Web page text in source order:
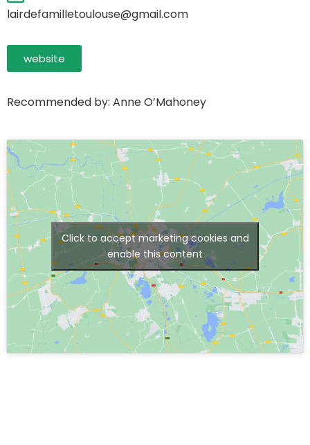
lairdefamilletoulouse@gmail.com
website
Recommended by: Anne O’Mahoney
Click to accept marketing cookies and
enable this content